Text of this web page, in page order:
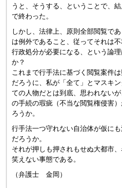
うと、そうする、ということで、
で終わった。
しかし、法律上、原則全部閲覧で
は例外であること、従ってそれは
行政処分が必要になる、という論
か？
これまで行手法に基づく閲覧案件
だろうに、私が「全て」とマスキ
ての人物だとは到底、思われない
の手続の瑕疵（不当な閲覧権侵害
ろうか。
行手法一つ守れない自治体が仮に
だろうか。
それが押しも押されもせぬ大都市、
笑えない事態である。
（弁護士 金岡）